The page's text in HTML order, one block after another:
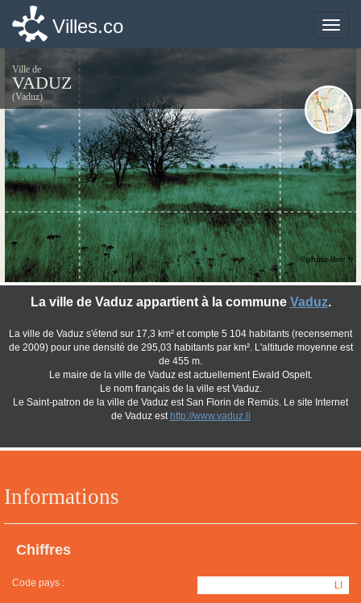
Toggle
Villes.co
Ville de
VADUZ
(Vaduz)
Informations
Chiffres
Code pays : LI
La ville de Vaduz appartient à la commune Vaduz.
La ville de Vaduz s'étend sur 17,3 km² et compte 5 104 habitants (recensement
de 2009) pour une densité de 295,03 habitants par km². L'altitude moyenne est
de 455 m.
Le maire de la ville de Vaduz est actuellement Ewald Ospelt.
Le nom français de la ville est Vaduz.
Le Saint-patron de la ville de Vaduz est San Florin de Remüs. Le site Internet
de Vaduz est http://www.vaduz.li
©photo-libre.fr
Toggle
Villes.co